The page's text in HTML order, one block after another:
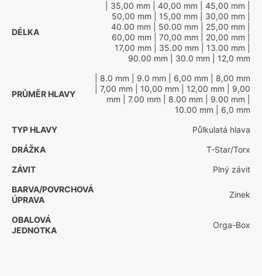
DÉLKA
| 35,00 mm | 40,00 mm | 45,00 mm
50,00 mm | 15,00 mm | 30,00 mm
40.00 mm | 50.00 mm | 25,00 mm
60,00 mm | 70,00 mm | 20,00 mm
17,00 mm | 35.00 mm | 13.00 mm
90.00 mm | 30.0 mm | 12,0 mm
PRŮMĚR HLAVY
| 8.0 mm | 9.0 mm | 6,00 mm | 8,00 mm
| 7,00 mm | 10,00 mm | 12,00 mm | 9,00
mm | 7.00 mm | 8.00 mm | 9.00 mm
10.00 mm | 6,0 mm
TYP HLAVY
Půlkulatá hlava
DRÁŽKA
T-Star/Torx
ZÁVIT
Plný závit
BARVA/POVRCHOVÁ
ÚPRAVA
Zinek
OBALOVÁ
JEDNOTKA
Orga-Box